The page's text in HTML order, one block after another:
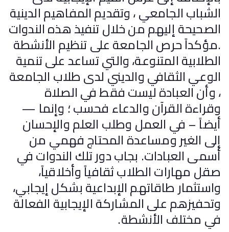
الشباب الجامعي ، وتقديم المفاهيم الدينية
الصحيحة إليهم من خلال تنفيذ هذه الندوات
.مؤكداً حرص الجامعة على تنظيم الأنشطة
الطلابية المتنوعة، والتي تساعد على تنمية
الوعي الثقافي والديني لدى طلاب الجامعة
، وأن العبادة ليست فقط في الصلاة
وقراءة القرآن والدعاء فحسب ؛ وإنما —
أيضاً – في العمل وطلب العلم والإحسان
إلى الغير ومساعدة المحتاج فهمي من
أسمى العبادات. بجاب دور تلك الندوات في
صقل مهارات الطلاب ثقافياً وأخلاقياً،
واستثمار طاقاتهم الإبداعية بشكل إيجابي،
وتحفيزهم على المشاركة الإيجابية الفعالة
في مختلف الأنشطة.